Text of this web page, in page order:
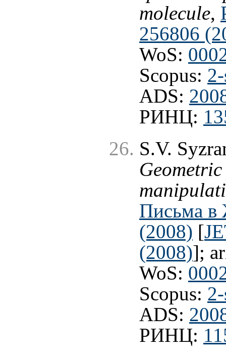
molecule,
256806
WoS:
Scopus:
ADS:
РИНЦ:
S.V.
Письма
(2008) [
(2008)];
WoS:
Scopus:
ADS:
РИНЦ: